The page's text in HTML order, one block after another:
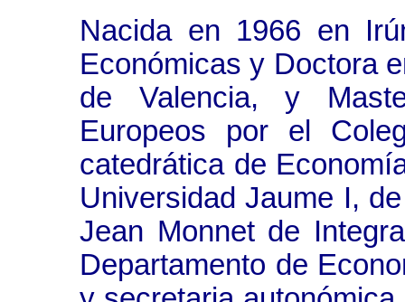
Nacida en 1966 en
Económicas y Doctora
de Valencia, y
Europeos por el
catedrática de
Universidad Jaume I,
Jean Monnet de
Departamento de